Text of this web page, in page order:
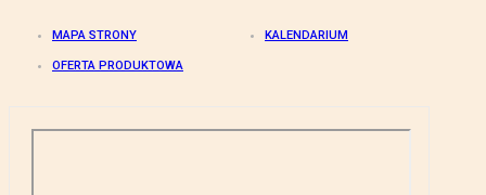
MAPA STRONY KALENDARIUM
OFERTA PRODUKTOWA